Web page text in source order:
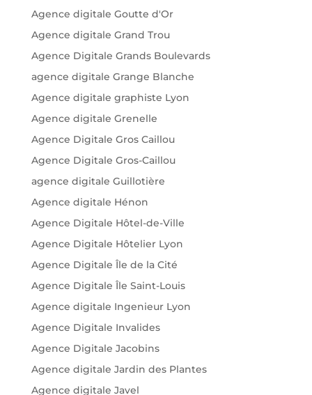
Agence digitale Goutte d'Or
Agence digitale Grand Trou
Agence Digitale Grands Boulevards
agence digitale Grange Blanche
Agence digitale graphiste Lyon
Agence digitale Grenelle
Agence Digitale Gros Caillou
Agence Digitale Gros-Caillou
agence digitale Guillotière
Agence digitale Hénon
Agence Digitale Hôtel-de-Ville
Agence Digitale Hôtelier Lyon
Agence Digitale Île de la Cité
Agence Digitale Île Saint-Louis
Agence digitale Ingenieur Lyon
Agence Digitale Invalides
Agence Digitale Jacobins
Agence digitale Jardin des Plantes
Agence digitale Javel